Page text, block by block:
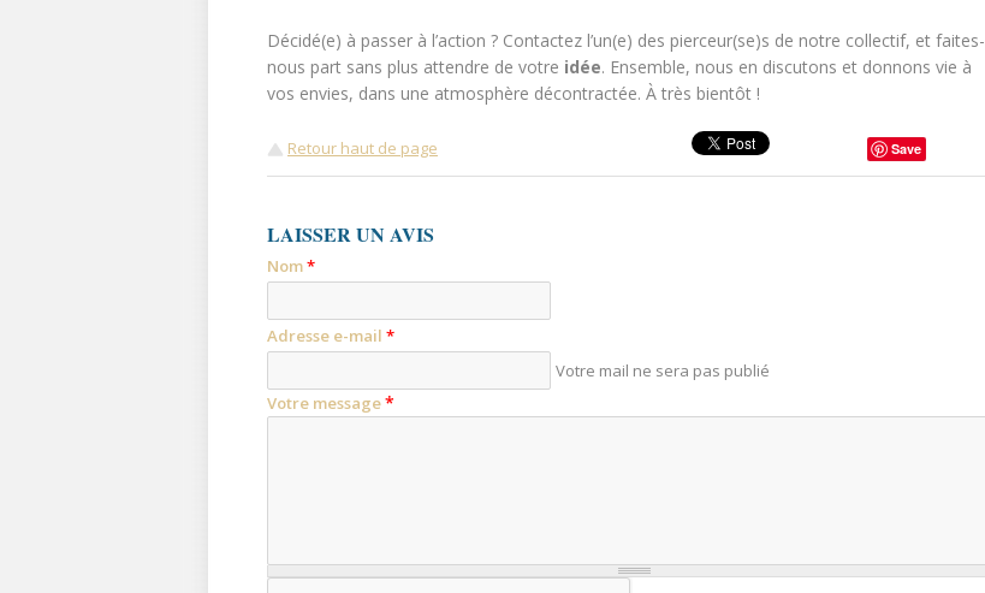
Décidé(e) à passer à l’action ? Contactez l’un(e) des pierceur(se)s de notre collectif, et faites-
nous part sans plus attendre de votre idée. Ensemble, nous en discutons et donnons vie à
vos envies, dans une atmosphère décontractée. À très bientôt !
Retour haut de page Save
LAISSER UN AVIS
Nom*
Adresse e-mail *
Votre mail ne sera pas publié
Votre message*